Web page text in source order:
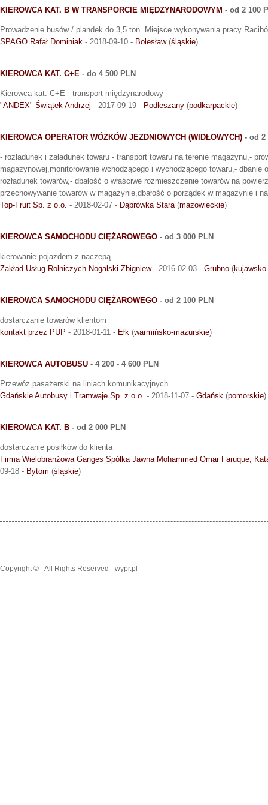
KIEROWCA KAT. B W TRANSPORCIE MIĘDZYNARODOWYM - od 2 100
Prowadzenie busów / plandek do 3,5 ton. Miejsce wykonywania pracy
SPAGO Rafał Dominiak - 2018-09-10 - Bolesław(śląskie)
KIEROWCA KAT. C+E - do 4 500 PLN
Kierowca kat. C+E - transport międzynarodowy
"ANDEX" Świątek Andrzej - 2017-09-19 - Podleszany (podkarpackie)
KIEROWCA OPERATOR WÓZKÓW JEZDNIOWYCH (WIDŁOWYCH) - od 2
- rozładunek i załadunek towaru - transport towaru na terenie magazynu,-
magazynowej,monitorowanie wchodzącego i wychodzącego towaru,- dbanie
rozładunek towarów,- dbałość o właściwe rozmieszczenie towarów na
przechowywanie towarów w magazynie,dbałość o porządek w magazynie i
Top-Fruit Sp. z o.o. - 2018-02-07 - Dąbrówka Stara (mazowieckie)
KIEROWCA SAMOCHODU CIĘŻAROWEGO - od 3 000 PLN
kierowanie pojazdem z naczepą
Zakład Usług Rolniczych Nogalski Zbigniew- 2016-02-03 - Grubno (
KIEROWCA SAMOCHODU CIĘŻAROWEGO - od 2 100 PLN
dostarczanie towarów klientom
kontakt przez PUP - 2018-01-11 - Ełk (warmińsko-mazurskie)
KIEROWCA AUTOBUSU - 4 200 - 4 600 PLN
Przewóz pasażerski na liniach komunikacyjnych.
Gdańskie Autobusy i Tramwaje Sp. z o.o. - 2018-11-07 - Gdańsk (pomorskie)
KIEROWCA KAT. B - od 2 000 PLN
dostarczanie posiłków do klienta
Firma Wielobranżowa Ganges Spółka Jawna Mohammed Omar Faruque,
09-18 - Bytom (śląskie)
Copyright © - All Rights Reserved - wypr.pl